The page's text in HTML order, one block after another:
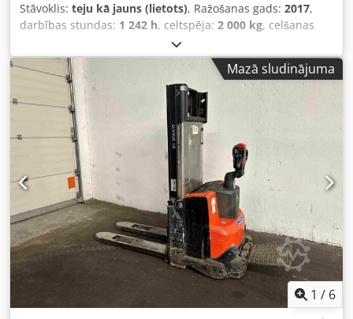
Stāvoklis: teju kā jauns (lietots), Ražošanas gads: 2017,
darbības stundas: 1 242 h, celtspēja: 2 000 kg, celšanas
, degvielas veids:
veids:duplekss, būvniecības augstums:1 750 mm,
Ražotājs + modelis: BT SWE 200 * EX * Pyroban 2G / 1. zona
Dwjdozr Rh Hjpfx Ab Toa Masts: 2W2150 ID: 24110.7680
Kategorija: Demo Masts: 2W2150 Samazinātais augstums:
1750 mm Cēlāja augstums: 2150 mm Celtspēja: 2000 kg
Gads: 2017 Stundas: 1242 stundas Jauda: JAUNA * 24v /
255ah * Ražots 11/2024 Opcijas: * EX * Atex - Pyroban !!!!
Sistēma = Ex - Tec 2G Gāzes grupa = IIB Tips = 2G (atļauts 1.
un 2. zonā) Temperatūras klase = T3 FEM 2 dakšu rāmis –
regulējamas dakšas
Mazā sludinājuma
1 / 6